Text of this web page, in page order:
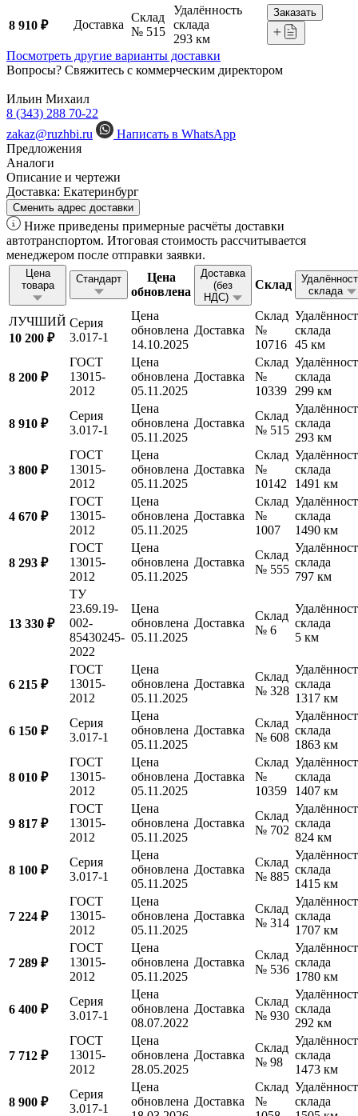
8 910 ₽ Доставка
Склад
№ 515
Удалённость
склада
293 км
Заказать
Посмотреть другие варианты доставки
Вопросы? Свяжитесь с коммерческим директором
Ильин Михаил
8 (343) 288 70-22
zakaz@ruzhbi.ru
Написать в WhatsApp
Предложения
Аналоги
Описание и чертежи
Доставка: Екатеринбург
Сменить адрес доставки
Ниже приведены примерные расчёты доставки
автотранспортом. Итоговая стоимость рассчитывается
менеджером после отправки заявки.
Цена
товара
Стандарт
Цена
обновлена
Доставка
(без
НДС)
Склад
склада
ЛУЧШИЙ
10 200 ₽
Серия
3.017-1
Цена
обновлена
14.10.2025
Доставка
Склад
№
10716
склада
45 км
8 200 ₽
ГОСТ
13015-
2012
Цена
обновлена
05.11.2025
Доставка
Склад
№
10339
склада
299 км
8 910 ₽
Серия
3.017-1
Цена
обновлена
05.11.2025
Доставка
Склад
№ 515
склада
293 км
3 800 ₽
ГОСТ
13015-
2012
Цена
обновлена
05.11.2025
Доставка
Склад
№
10142
склада
1491 км
4 670 ₽
ГОСТ
13015-
2012
Цена
обновлена
05.11.2025
Доставка
Склад
№
1007
склада
1490 км
8 293 ₽
ГОСТ
13015-
2012
Цена
обновлена
05.11.2025
Доставка
Склад
№ 555
склада
797 км
13 330 ₽
ТУ
23.69.19-
002-
85430245-
2022
Цена
обновлена
05.11.2025
Доставка
Склад
№ 6
склада
5 км
6 215 ₽
ГОСТ
13015-
2012
Цена
обновлена
05.11.2025
Доставка
Склад
№ 328
склада
1317 км
6 150 ₽
Серия
3.017-1
Цена
обновлена
05.11.2025
Доставка
Склад
№ 608
склада
1863 км
8 010 ₽
ГОСТ
13015-
2012
Цена
обновлена
05.11.2025
Доставка
Склад
№
10359
склада
1407 км
9 817 ₽
ГОСТ
13015-
2012
Цена
обновлена
05.11.2025
Доставка
Склад
№ 702
склада
824 км
8 100 ₽
Серия
3.017-1
Цена
обновлена
05.11.2025
Доставка
Склад
№ 885
склада
1415 км
7 224 ₽
ГОСТ
13015-
2012
Цена
обновлена
05.11.2025
Доставка
Склад
№ 314
склада
1707 км
7 289 ₽
ГОСТ
13015-
2012
Цена
обновлена
05.11.2025
Доставка
Склад
№ 536
склада
1780 км
6 400 ₽
Серия
3.017-1
Цена
обновлена
08.07.2022
Доставка
Склад
№ 930
склада
292 км
7 712 ₽
ГОСТ
13015-
2012
Цена
обновлена
28.05.2025
Доставка
Склад
№ 98
склада
1473 км
8 900 ₽
Серия
3.017-1
Цена
обновлена Доставка
Склад
№
склада